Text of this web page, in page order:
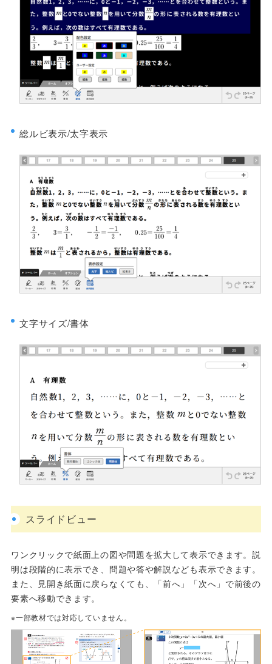
総ルビ表示/太字表示
文字サイズ/書体
スライドビュー
ワンクリックで紙面上の図や問題を拡大して表示できます。説
明は段階的に表示でき、問題や答や解説なども表示できます。
また、見開き紙面に戻らなくても、「前へ」「次へ」で前後の
要素へ移動できます。
※一部教材では対応していません。